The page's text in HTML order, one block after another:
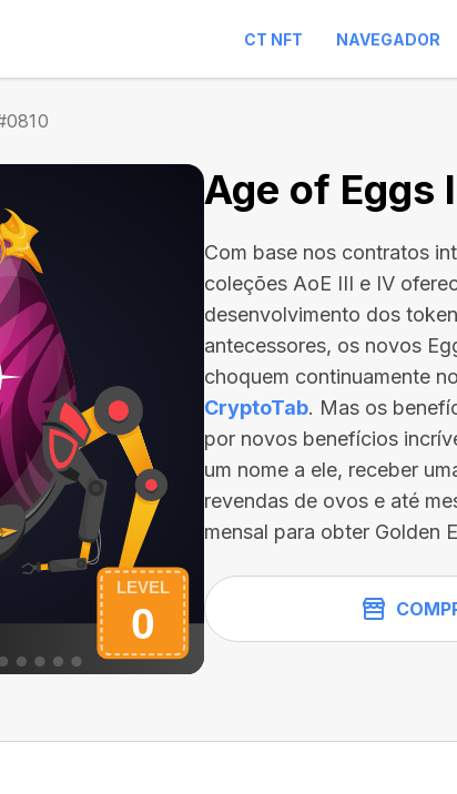
CT NFT NAVEGADOR
Age of Eggs
Com base nos contratos
coleções AoE III e IV
desenvolvimento dos
antecessores, os novos
choquem continuamente
CryptoTab. Mas os
por novos benefícios
um nome a ele, receber
revendas de ovos e até
mensal para obter Golden